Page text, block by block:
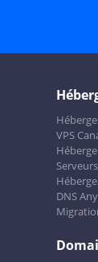
VPS
DNS